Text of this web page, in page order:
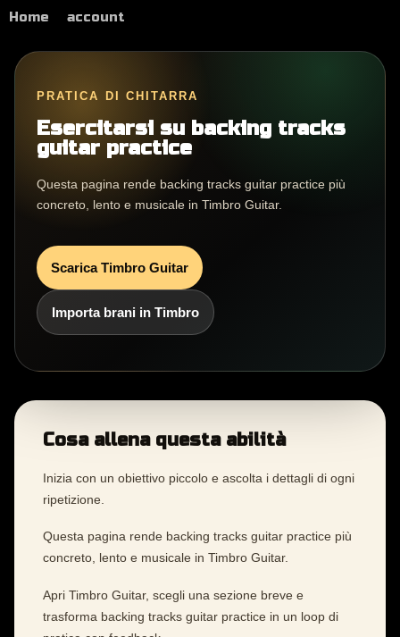
Home account
PRATICA DI CHITARRA
Esercitarsi su backing tracks
guitar practice
Questa pagina rende backing tracks guitar practice più
concreto, lento e musicale in Timbro Guitar.
Scarica Timbro Guitar
Importa brani in Timbro
Cosa allena questa abilità
Inizia con un obiettivo piccolo e ascolta i dettagli di ogni
ripetizione.
Questa pagina rende backing tracks guitar practice più
concreto, lento e musicale in Timbro Guitar.
Apri Timbro Guitar, scegli una sezione breve e
trasforma backing tracks guitar practice in un loop di